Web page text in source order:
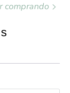
comprando